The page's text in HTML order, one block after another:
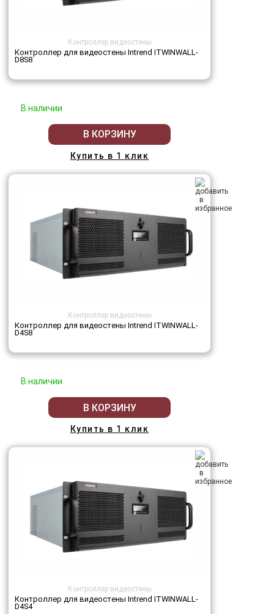
Контроллер видеостены
Контроллер для видеостены Intrend ITWINWALL-
D8S8
В наличии
В КОРЗИНУ
Купить в 1 клик
Контроллер видеостены
Контроллер для видеостены Intrend ITWINWALL-
D4S8
В наличии
В КОРЗИНУ
Купить в 1 клик
Контроллер видеостены
Контроллер для видеостены Intrend ITWINWALL-
D4S4